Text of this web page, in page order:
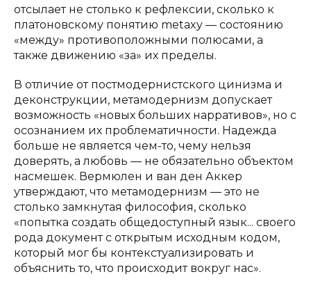
отсылает не столько к рефлексии, сколько к
платоновскому понятию metaxy — состоянию
«между» противоположными полюсами, а
также движению «за» их пределы.
В отличие от постмодернистского цинизма и
деконструкции, метамодернизм допускает
возможность «новых больших нарративов», но с
осознанием их проблематичности. Надежда
больше не является чем-то, чему нельзя
доверять, а любовь — не обязательно объектом
насмешек. Вермюлен и ван ден Аккер
утверждают, что метамодернизм — это не
столько замкнутая философия, сколько
«попытка создать общедоступный язык... своего
рода документ с открытым исходным кодом,
который мог бы контекстуализировать и
объяснить то, что происходит вокруг нас».